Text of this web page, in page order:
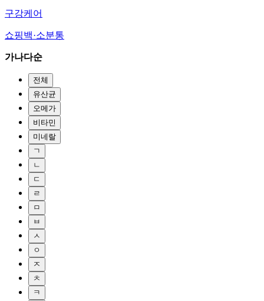
구강케어
쇼핑백·소분통
가나다순
전체
유산균
오메가
비타민
미네랄
ㄱ
ㄴ
ㄷ
ㄹ
ㅁ
ㅂ
ㅅ
ㅇ
ㅈ
ㅊ
ㅋ